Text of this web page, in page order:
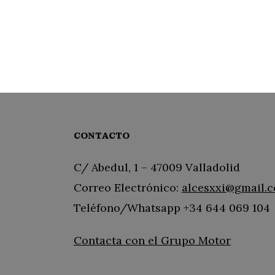
CONTACTO
C/ Abedul, 1 – 47009 Valladolid
Correo Electrónico:
Teléfono/Whatsapp +34 644 069 104
Contacta con el Grupo Motor